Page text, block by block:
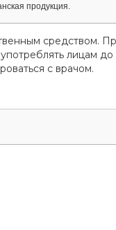
продукция.
средством.
лицам
с врачом.